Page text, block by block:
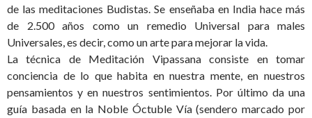
de las meditaciones Budistas. Se enseñaba en India hace más
de 2.500 años como un remedio Universal para males
Universales, es decir, como un arte para mejorar la vida.
La técnica de Meditación Vipassana consiste en tomar
conciencia de lo que habita en nuestra mente, en nuestros
pensamientos y en nuestros sentimientos. Por último da una
guía basada en la Noble Óctuble Vía (sendero marcado por